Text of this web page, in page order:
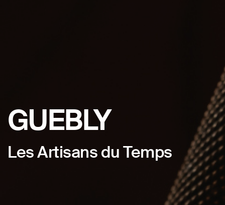
GUEBLY
Les Artisans du Temps